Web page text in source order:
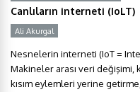
Canlıların interneti (IoLT)
Ali Akurgal
Nesnelerin interneti (IoT =
Makineler arası veri değişimi,
kısım eylemleri yerine